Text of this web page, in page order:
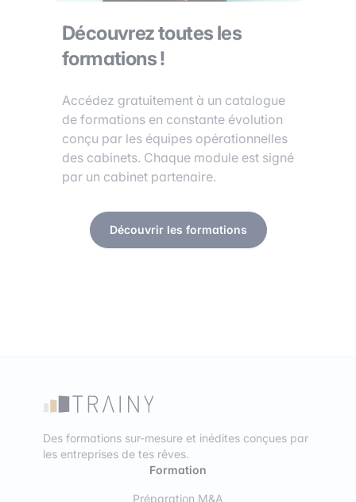
Découvrez toutes les
formations !
Accédez gratuitement à un catalogue
de formations en constante évolution
conçu par les équipes opérationnelles
des cabinets. Chaque module est signé
par un cabinet partenaire.
Découvrir les formations
Des formations sur-mesure et inédites conçues par
les entreprises de tes rêves.
Formation
Préparation M&A